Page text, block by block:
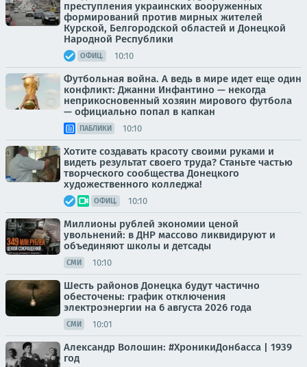
преступления украинских вооруженных
формирований против мирных жителей
Курской, Белгородской областей и Донецкой
Народной Республики
ОФИЦ. 10:10
Футбольная война. А ведь в мире идет еще один
конфликт: Джанни Инфантино — некогда
неприкосновенный хозяин мирового футбола
— официально попал в капкан
ПАБЛИКИ 10:10
Хотите создавать красоту своими руками и
видеть результат своего труда? Станьте частью
творческого сообщества Донецкого
художественного колледжа!
ОФИЦ. 10:10
Миллионы рублей экономии ценой
увольнений: в ДНР массово ликвидируют и
объединяют школы и детсады
СМИ 10:10
Шесть районов Донецка будут частично
обесточены: график отключения
электроэнергии на 6 августа 2026 года
СМИ 10:01
Александр Волошин: #ХроникиДонбасса | 1939
год